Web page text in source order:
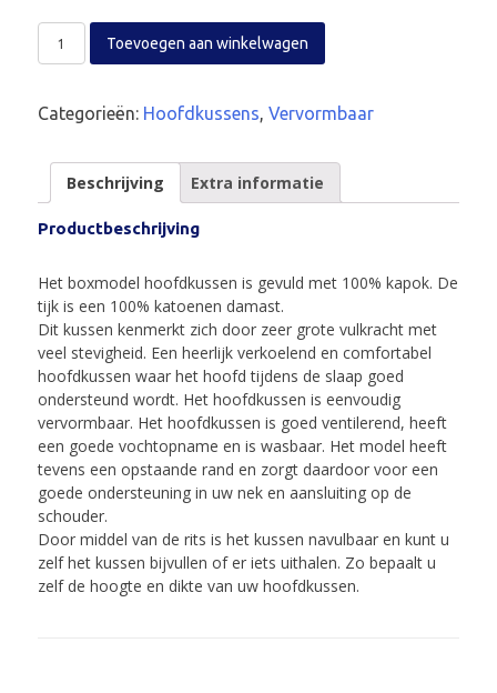
Toevoegen aan winkelwagen
Categorieën: Hoofdkussens, Vervormbaar
Beschrijving Extra informatie
Productbeschrijving
Het boxmodel hoofdkussen is gevuld met 100% kapok. De
tijk is een 100% katoenen damast.
Dit kussen kenmerkt zich door zeer grote vulkracht met
veel stevigheid. Een heerlijk verkoelend en comfortabel
hoofdkussen waar het hoofd tijdens de slaap goed
ondersteund wordt. Het hoofdkussen is eenvoudig
vervormbaar. Het hoofdkussen is goed ventilerend, heeft
een goede vochtopname en is wasbaar. Het model heeft
tevens een opstaande rand en zorgt daardoor voor een
goede ondersteuning in uw nek en aansluiting op de
schouder.
Door middel van de rits is het kussen navulbaar en kunt u
zelf het kussen bijvullen of er iets uithalen. Zo bepaalt u
zelf de hoogte en dikte van uw hoofdkussen.